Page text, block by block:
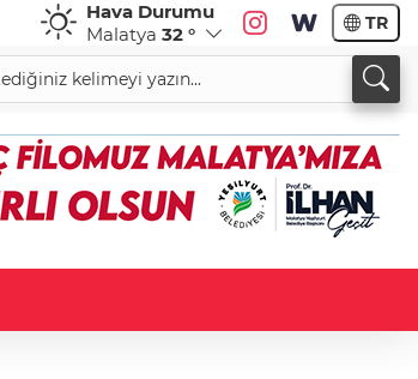
Hava Durumu
Malatya 32 ° TR